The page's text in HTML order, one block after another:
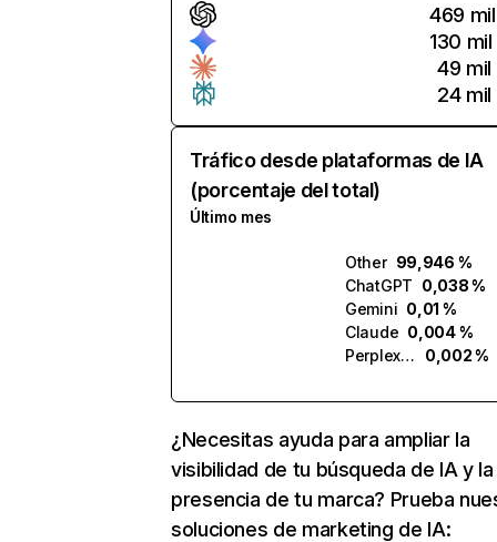
469 mil
130 mil
49 mil
24 mil
Tráfico desde plataformas de IA
(porcentaje del total)
Último mes
Other 99,946 %
ChatGPT 0,038 %
Gemini 0,01 %
Claude 0,004 %
Perplexity
0,002 %
¿Necesitas ayuda para ampliar la
visibilidad de tu búsqueda de IA y la
presencia de tu marca? Prueba
soluciones de marketing de IA: